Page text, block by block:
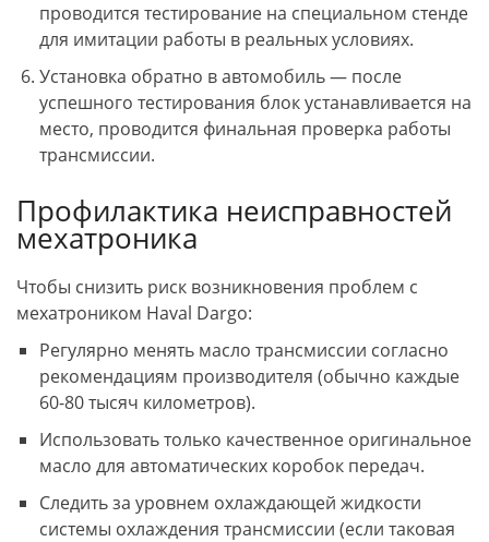
проводится тестирование на специальном стенде
для имитации работы в реальных условиях.
Установка обратно в автомобиль — после
успешного тестирования блок устанавливается на
место, проводится финальная проверка работы
трансмиссии.
Профилактика неисправностей
мехатроника
Чтобы снизить риск возникновения проблем с
мехатроником Haval Dargo:
Регулярно менять масло трансмиссии согласно
рекомендациям производителя (обычно каждые
60-80 тысяч километров).
Использовать только качественное оригинальное
масло для автоматических коробок передач.
Следить за уровнем охлаждающей жидкости
системы охлаждения трансмиссии (если таковая